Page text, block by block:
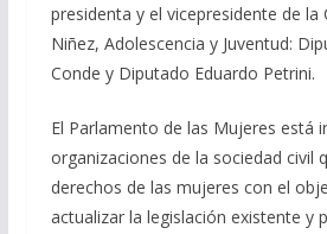
presidenta y el vicepresidente de la
Niñez, Adolescencia y Juventud:
Conde y Diputado Eduardo Petrini.
El Parlamento de las Mujeres está
organizaciones de la sociedad civil
derechos de las mujeres con el
actualizar la legislación existente y